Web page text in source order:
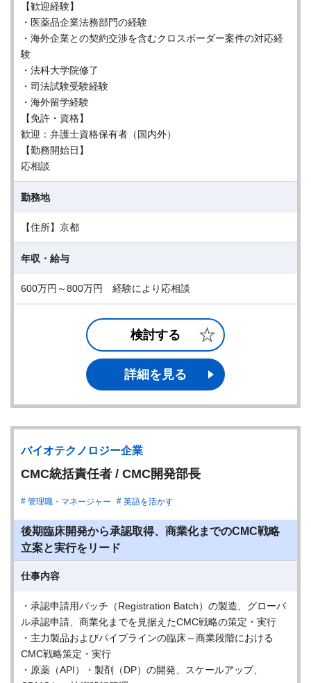
【歓迎経験】
・医薬品企業法務部門の経験
・海外企業との契約交渉を含むクロスボーダー案件の対応経
験
・法科大学院修了
・司法試験受験経験
・海外留学経験
【免許・資格】
歓迎：弁護士資格保有者（国内外）
【勤務開始日】
応相談
勤務地
【住所】京都
年収・給与
600万円～800万円 経験により応相談
検討する
詳細を見る
バイオテクノロジー企業
CMC統括責任者 / CMC開発部長
管理職・マネージャー 英語を活かす
後期臨床開発から承認取得、商業化までのCMC戦略
立案と実行をリード
仕事内容
・承認申請用バッチ（Registration Batch）の製造、グローバ
ル承認申請、商業化までを見据えたCMC戦略の策定・実行
・主力製品およびパイプラインの臨床～商業段階における
CMC戦略策定・実行
・原薬（API）・製剤（DP）の開発、スケールアップ、